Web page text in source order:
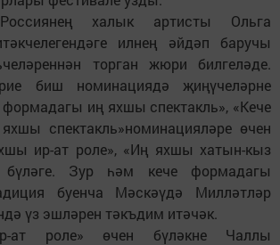
халык артисты Ольга
илнең әйдәп баручы
торган жюри билгеләде.
биш номинациядә җиңүчеләрне
формадагы иң яхшы спектакль», «Кече
спектакль»номинацияләре өчен
ир-ат роле», «Иң яхшы хатын-кыз
бүләге. Зур һәм кече формадагы
буенча Мәскәүдә Милләтләр
үз эшләрен тәкъдим итәчәк.
роле» өчен бүләкне Чаллы